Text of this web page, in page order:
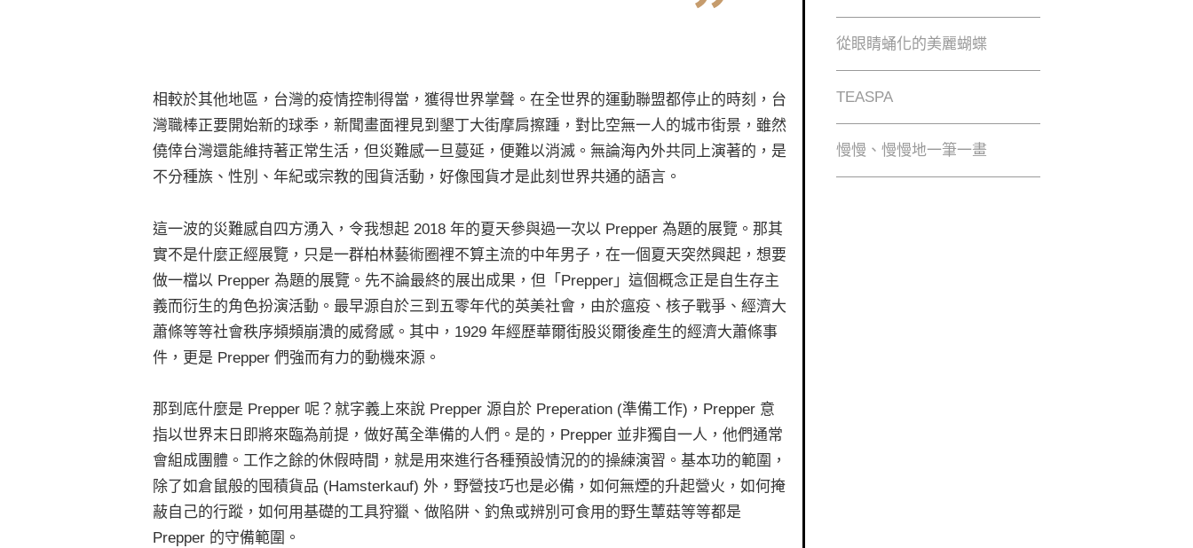
相較於其他地區，台灣的疫情控制得當，獲得世界掌聲。在全世界的運動聯盟都停止的時刻，台
灣職棒正要開始新的球季，新聞畫面裡見到墾丁大街摩肩擦踵，對比空無一人的城市街景，雖然
僥倖台灣還能維持著正常生活，但災難感一旦蔓延，便難以消滅。無論海內外共同上演著的，是
不分種族、性別、年紀或宗教的囤貨活動，好像囤貨才是此刻世界共通的語言。
這一波的災難感自四方湧入，令我想起 2018 年的夏天參與過一次以 Prepper 為題的展覽。那其
實不是什麼正經展覽，只是一群柏林藝術圈裡不算主流的中年男子，在一個夏天突然興起，想要
做一檔以 Prepper 為題的展覽。先不論最終的展出成果，但「Prepper」這個概念正是自生存主
義而衍生的角色扮演活動。最早源自於三到五零年代的英美社會，由於瘟疫、核子戰爭、經濟大
蕭條等等社會秩序頻頻崩潰的威脅感。其中，1929 年經歷華爾街股災爾後產生的經濟大蕭條事
件，更是 Prepper 們強而有力的動機來源。
那到底什麼是 Prepper 呢？就字義上來說 Prepper 源自於 Preperation (準備工作)，Prepper 意
指以世界末日即將來臨為前提，做好萬全準備的人們。是的，Prepper 並非獨自一人，他們通常
會組成團體。工作之餘的休假時間，就是用來進行各種預設情況的的操練演習。基本功的範圍，
除了如倉鼠般的囤積貨品 (Hamsterkauf) 外，野營技巧也是必備，如何無煙的升起營火，如何掩
蔽自己的行蹤，如何用基礎的工具狩獵、做陷阱、釣魚或辨別可食用的野生蕈菇等等都是
Prepper 的守備範圍。
從眼睛蛹化的美麗蝴蝶
TEASPA
慢慢、慢慢地⼀筆⼀畫